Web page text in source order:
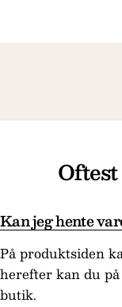
Kan jeg hente
På produktsiden
herefter kan du
butik.